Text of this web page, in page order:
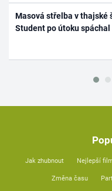
Masová střelba v thajské
Student po útoku
Jak zhubnout Nejlepší
Změna času